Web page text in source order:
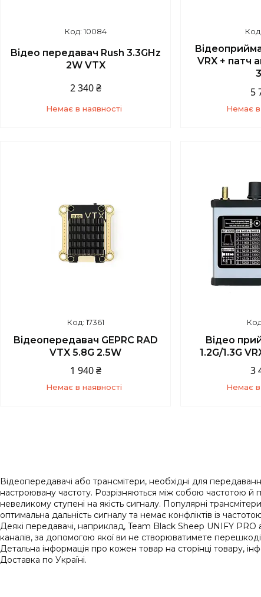
10084
Відео передавач Rush 3.3GHz
2W VTX
2 340 ₴
Немає в наявності
VRX + патч
5
Немає в
17361
Відеопередавач GEPRC RAD
VTX 5.8G 2.5W
1 940 ₴
Немає в наявності
Відео
1.2G/1.3G
3
Немає в
Відеопередавачі або трансмітери, необхідні для
настроювану частоту. Розрізняються між собою частотою й
невеликому ступені на якість сигналу. Популярні
оптимальна дальність сигналу та немає конфліктів із
Деякі передавачі, наприклад, Team Black Sheep UNIFY
каналів, за допомогою якої ви не створюватимете
Детальна інформація про кожен товар на сторінці товару,
Доставка по Україні.